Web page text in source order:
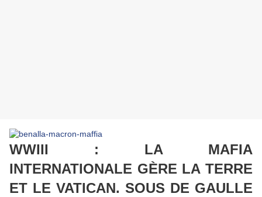
WWIII : LA MAFIA
INTERNATIONALE GÈRE LA TERRE
ET LE VATICAN. SOUS DE GAULLE